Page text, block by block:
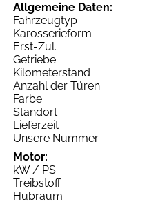
Allgemeine Daten:
Fahrzeugtyp
Karosserieform
Erst-Zul.
Getriebe
Kilometerstand
Anzahl der Türen
Farbe
Standort
Lieferzeit
Unsere Nummer
Motor:
kW / PS
Treibstoff
Hubraum